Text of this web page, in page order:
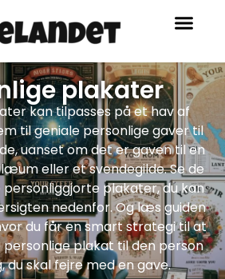
plakater
kan tilpasses på et hav af
til geniale personlige gaver til
uanset om det er gaven til en
eller et svendegilde. Se de
plakater, du kan
nedenfor. Og læs guiden
du får en smart strategi til at
plakat til den person
du skal fejre med en gave.